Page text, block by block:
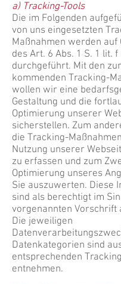
a) Tracking-Tools
Die im Folgenden
von uns eingesetzten
Maßnahmen werden auf
des Art. 6 Abs. 1 S. 1 lit. f
durchgeführt. Mit den
kommenden Tracking-
wollen wir eine
Gestaltung und die
Optimierung unserer
sicherstellen. Zum
die Tracking-
Nutzung unserer
zu erfassen und zum
Optimierung unseres
Sie auszuwerten. Diese
sind als berechtigt im
vorgenannten Vorschrift
Die jeweiligen
Datenkategorien sind
entsprechenden
entnehmen.